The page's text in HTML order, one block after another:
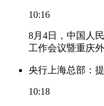
10:16
8月4日，中国人
工作会议暨重庆
央行上海总部：
10:18